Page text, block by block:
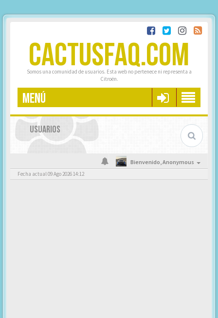
CACTUSFAQ.COM
Somos una comunidad de usuarios. Esta web no pertenece ni representa a
Citroën.
MENÚ
USUARIOS
Bienvenido,Anonymous
Fecha actual 09 Ago 2026 14:12